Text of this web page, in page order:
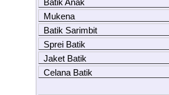
Mukena
Batik Sarimbit
Sprei Batik
Jaket Batik
Celana Batik